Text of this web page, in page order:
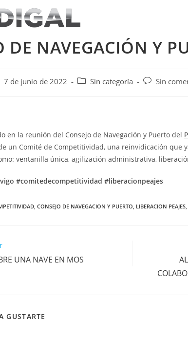
DE NAVEGACIÓN Y
7 de junio de 2022
Categoría
Sin categoría
Comentarios
Sin
en la reunión del Consejo de Navegación y Puerto del
un Comité de Competitividad, una reinvidicación que
ventanilla única, agilización administrativa,
#comitedecompetitividad #liberacionpeajes
, CONSEJO DE NAVEGACION Y PUERTO, LIBERACION PEAJES,
UNA NAVE EN MOS
GUSTARTE